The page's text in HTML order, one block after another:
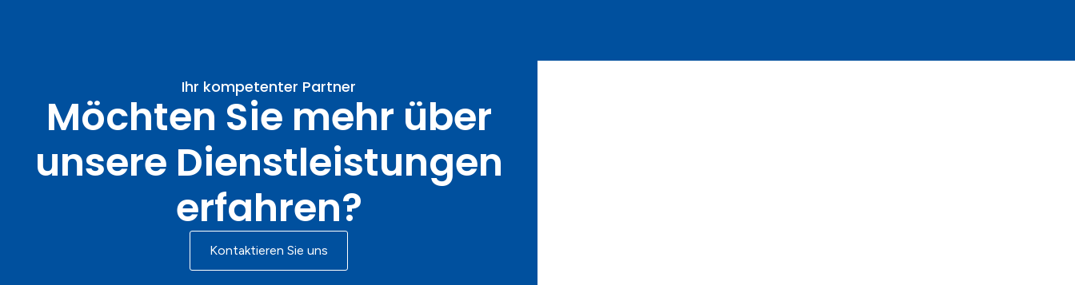
Ihr kompetenter Partner
Möchten Sie mehr über
unsere Dienstleistungen
erfahren?
Kontaktieren Sie uns